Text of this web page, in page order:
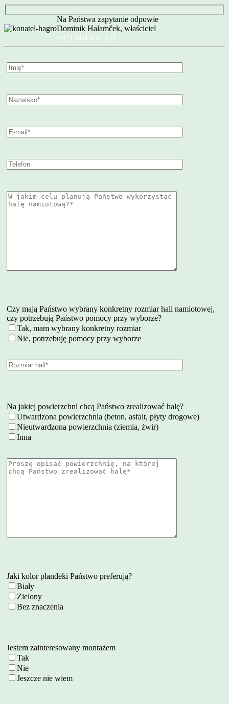
Na Państwa zapytanie odpowie
Dominik Halamček, właściciel
+421 904 834 021
Czy mają Państwo wybrany konkretny rozmiar hali namiotowej,
czy potrzebują Państwo pomocy przy wyborze?
Tak, mam wybrany konkretny rozmiar
Nie, potrzebuję pomocy przy wyborze
Na jakiej powierzchni chcą Państwo zrealizować halę?
Utwardzona powierzchnia (beton, asfalt, płyty drogowe)
Nieutwardzona powierzchnia (ziemia, żwir)
Inna
Jaki kolor plandeki Państwo preferują?
Biały
Zielony
Bez znaczenia
Jestem zainteresowany montażem
Tak
Nie
Jeszcze nie wiem